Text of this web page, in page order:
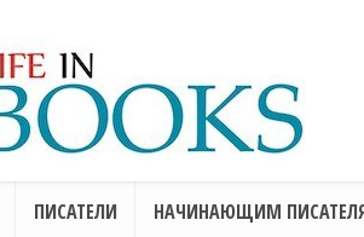
ПИСАТЕЛИ НАЧИНАЮЩИМ